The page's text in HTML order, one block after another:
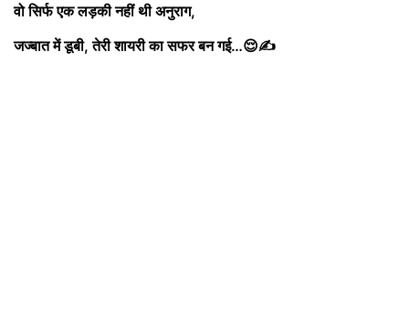
वो सिर्फ एक लड़की नहीं थी अनुराग,
जज्बात में डूबी, तेरी शायरी का सफर बन गई…😌✍️